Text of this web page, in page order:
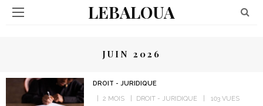
LEBALOUA
JUIN 2026
DROIT - JURIDIQUE
2 MOIS
DROIT - JURIDIQUE 103 VUES